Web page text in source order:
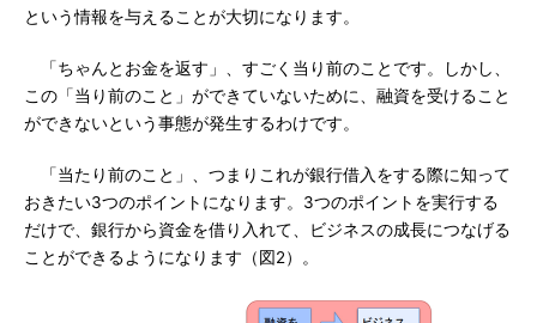
という情報を与えることが大切になります。
「ちゃんとお金を返す」、すごく当り前のことです。しかし、
この「当り前のこと」ができていないために、融資を受けること
ができないという事態が発生するわけです。
「当たり前のこと」、つまりこれが銀行借入をする際に知って
おきたい3つのポイントになります。3つのポイントを実行する
だけで、銀行から資金を借り入れて、ビジネスの成長につなげる
ことができるようになります（図2）。